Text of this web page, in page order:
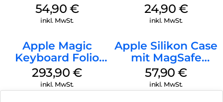
MagSafe Black
54,90 €
inkl. MwSt.
Weiß
24,90 €
inkl. MwSt.
Apple Magic
Keyboard Folio
iPad 10.9″ (10.Gen.)
Weiß
293,90€
inkl. MwSt.
Apple Silikon Case
mit MagSafe
iPhone 14 Pro
(PRODUCT)RED
57,90€
inkl. MwSt.